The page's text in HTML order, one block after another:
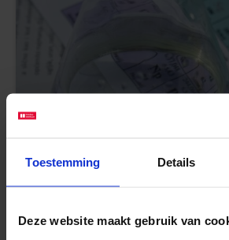
Toestemming Details
Deze website maakt gebruik van
gemakkelijk verkrijgbaar en
gebruik
Lees meer